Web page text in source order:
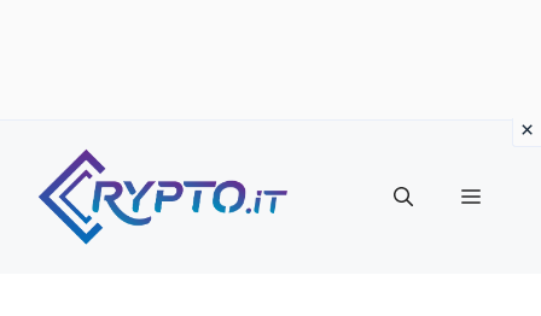
contenuto
Menu